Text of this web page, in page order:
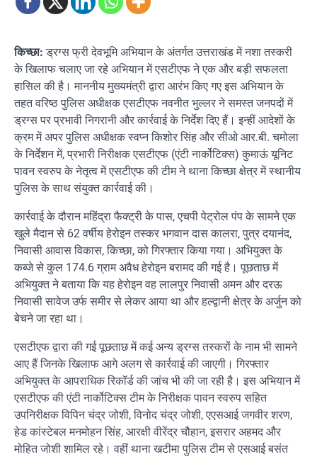
किच्छा: ड्रग्स फ्री देवभूमि अभियान के अंतर्गत उत्तराखंड में नशा तस्करी
के खिलाफ चलाए जा रहे अभियान में एसटीएफ ने एक और बड़ी सफलता
हासिल की है। माननीय मुख्यमंत्री द्वारा आरंभ किए गए इस अभियान के
तहत वरिष्ठ पुलिस अधीक्षक एसटीएफ नवनीत भुल्लर ने समस्त जनपदों में
ड्रग्स पर प्रभावी निगरानी और कार्रवाई के निर्देश दिए हैं। इन्हीं आदेशों के
क्रम में अपर पुलिस अधीक्षक स्वप्न किशोर सिंह और सीओ आर.बी. चमोला
के निर्देशन में, प्रभारी निरीक्षक एसटीएफ (एंटी नार्कोटिक्स) कुमाऊं यूनिट
पावन स्वरुप के नेतृत्व में एसटीएफ की टीम ने थाना किच्छा क्षेत्र में स्थानीय
पुलिस के साथ संयुक्त कार्रवाई की।
कार्रवाई के दौरान महिंद्रा फैक्ट्री के पास, एचपी पेट्रोल पंप के सामने एक
खुले मैदान से 62 वर्षीय हेरोइन तस्कर भगवान दास कालरा, पुत्र दयानंद,
निवासी आवास विकास, किच्छा, को गिरफ्तार किया गया। अभियुक्त के
कब्जे से कुल 174.6 ग्राम अवैध हेरोइन बरामद की गई है। पूछताछ में
अभियुक्त ने बताया कि यह हेरोइन वह लालपुर निवासी अमन और दरऊ
निवासी सावेज उर्फ समीर से लेकर आया था और हल्द्वानी क्षेत्र के अर्जुन को
बेचने जा रहा था।
एसटीएफ द्वारा की गई पूछताछ में कई अन्य ड्रग्स तस्करों के नाम भी सामने
आए हैं जिनके खिलाफ आगे अलग से कार्रवाई की जाएगी। गिरफ्तार
अभियुक्त के आपराधिक रिकॉर्ड की जांच भी की जा रही है। इस अभियान में
एसटीएफ की एंटी नार्कोटिक्स टीम के निरीक्षक पावन स्वरुप सहित
उपनिरीक्षक विपिन चंद्र जोशी, विनोद चंद्र जोशी, एएसआई जगवीर शरण,
हेड कांस्टेबल मनमोहन सिंह, आरक्षी वीरेंद्र चौहान, इसरार अहमद और
मोहित जोशी शामिल रहे। वहीं थाना खटीमा पुलिस टीम से एसआई बसंत